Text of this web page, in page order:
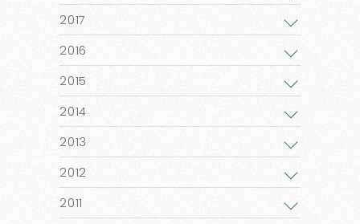
2017
2016
2015
2014
2013
2012
2011